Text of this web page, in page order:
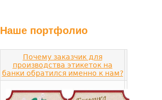
Наше портфолио
Почему заказчик для
производства этикеток на
банки обратился именно к нам?